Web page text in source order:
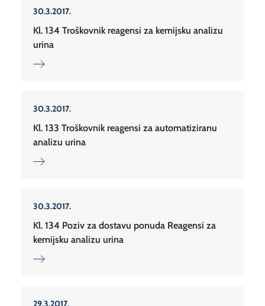
30.3.2017.
Kl. 134 Troškovnik reagensi za kemijsku analizu
urina
30.3.2017.
Kl. 133 Troškovnik reagensi za automatiziranu
analizu urina
30.3.2017.
Kl. 134 Poziv za dostavu ponuda Reagensi za
kemijsku analizu urina
29.3.2017.